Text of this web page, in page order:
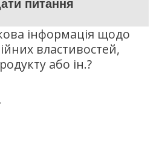
олива,
Підходить для